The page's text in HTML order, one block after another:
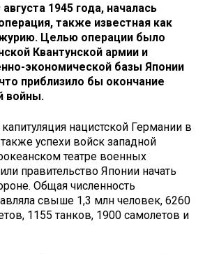
1945 года, началась
также известная как
Целью операции было
Квантунской армии и
экономической базы Японии
приблизило бы окончание
войны.
нацистской Германии в
успехи войск западной
театре военных
правительство Японии начать
Общая численность
свыше 1,3 млн человек, 6260
1155 танков, 1900 самолетов и